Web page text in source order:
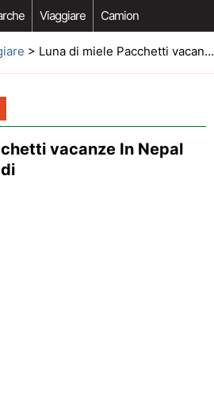
Viaggiare Camion
Auto Car Opzioni Aftermarket
> Luna di miele Pacchetti vacanze In Nepal spazzerà via i piedi
vacanze In Nepal